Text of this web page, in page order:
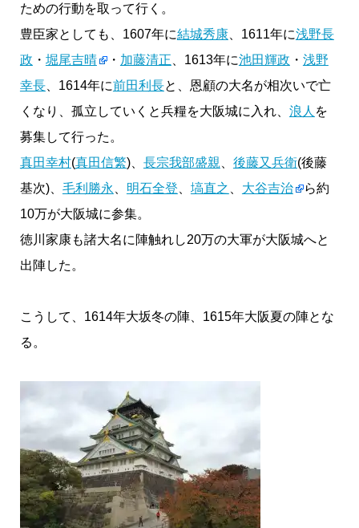
ための行動を取って行く。
豊臣家としても、1607年に結城秀康、1611年に浅野長
政 ・ 堀尾吉晴 ・ 加藤清正 、1613年に池田輝政 ・ 浅野
幸長、1614年に前田利長と、恩顧の大名が相次いで亡
くなり、孤立していくと兵糧を大阪城に入れ、 浪人 を
募集して行った。
真田幸村(真田信繁)、 長宗我部盛親 後藤又兵衛(後藤
基次)、 毛利勝永 明石全登 塙直之 大谷吉治
ら約
10万が大阪城に参集。
徳川家康も諸大名に陣触れし20万の大軍が大阪城へと
出陣した。
こうして、1614年大坂冬の陣、1615年大阪夏の陣とな
る。